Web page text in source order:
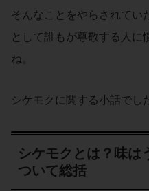
そんなことをやらされてい
として誰もが尊敬する人に
ね。
シケモクに関する小話でし
シケモクとは？味は
ついて総括